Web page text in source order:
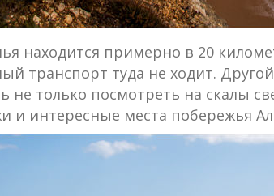
находится примерно в 20
транспорт туда не ходит.
не только посмотреть на скалы
и интересные места побережья